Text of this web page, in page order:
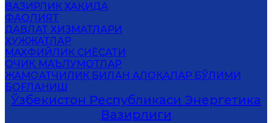
ВАЗИРЛИК ҲАҚИДА
ФАОЛИЯТ
ДАВЛАТ ХИЗМАТЛАРИ
ҲУЖЖАТЛАР
МАХФИЙЛИК СИЁСАТИ
ОЧИҚ МАЪЛУМОТЛАР
ЖАМОАТЧИЛИК БИЛАН АЛОҚАЛАР БЎЛИМИ
БОҒЛАНИШ
Ўзбекистон Республикаси Энергетика
Вазирлиги